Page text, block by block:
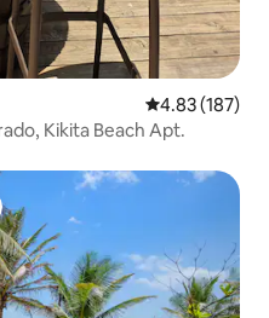
Calificación
4.83 (187)
Kikita Beach Apt.
huéspedes